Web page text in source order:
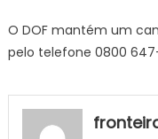
O DOF mantém um
pelo telefone 0800